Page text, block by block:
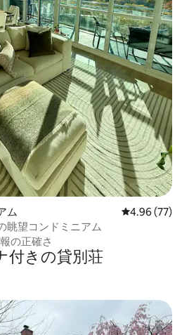
ム レビュー77
4.96 (77)
眺望コンドミニアム
の正確さ
付きの貸別荘